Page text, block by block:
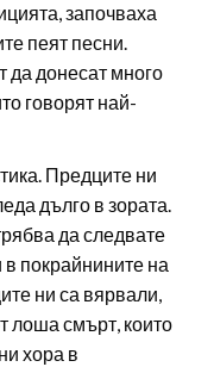
започваха
пеят песни.
да донесат много
говорят най-
Предците ни
дълго в зората.
да следвате
покрайнините на
ни са вярвали,
лоша смърт, които
хора в